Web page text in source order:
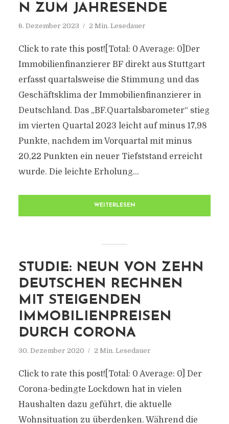
N ZUM JAHRESENDE
6. Dezember 2023 2 Min. Lesedauer
Click to rate this post![Total: 0 Average: 0]Der
Immobilienfinanzierer BF direkt aus Stuttgart
erfasst quartalsweise die Stimmung und das
Geschäftsklima der Immobilienfinanzierer in
Deutschland. Das „BF.Quartalsbarometer“ stieg
im vierten Quartal 2023 leicht auf minus 17,98
Punkte, nachdem im Vorquartal mit minus
20,22 Punkten ein neuer Tiefststand erreicht
wurde. Die leichte Erholung...
WEITERLESEN
STUDIE: NEUN VON ZEHN
DEUTSCHEN RECHNEN
MIT STEIGENDEN
IMMOBILIENPREISEN
DURCH CORONA
30. Dezember 2020 2 Min. Lesedauer
Click to rate this post![Total: 0 Average: 0] Der
Corona-bedingte Lockdown hat in vielen
Haushalten dazu geführt, die aktuelle
Wohnsituation zu überdenken. Während die